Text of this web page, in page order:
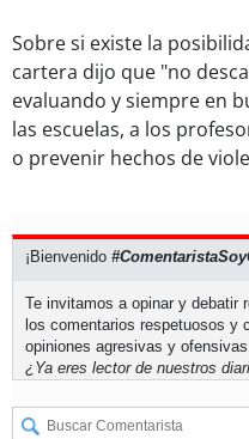
Sobre si existe la
cartera dijo que "no
evaluando y siempre en
las escuelas, a los
o prevenir hechos de
¡Bienvenido
Te invitamos a opinar y debatir
los comentarios respetuosos y
opiniones agresivas y
¿Ya eres lector de nuestros